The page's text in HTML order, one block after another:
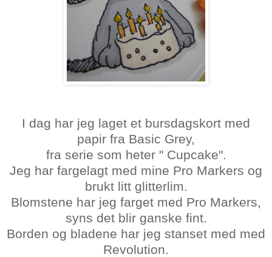
I dag har jeg laget et bursdagskort med
papir fra Basic Grey,
fra serie som heter " Cupcake".
Jeg har fargelagt med mine Pro Markers og
brukt litt glitterlim.
Blomstene har jeg farget med Pro Markers,
syns det blir ganske fint.
Borden og bladene har jeg stanset med med
Revolution.